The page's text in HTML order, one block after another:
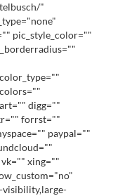
"
pic_style_color=""
digg=""
forrst=""
paypal=""
xing=""
visibility,large-